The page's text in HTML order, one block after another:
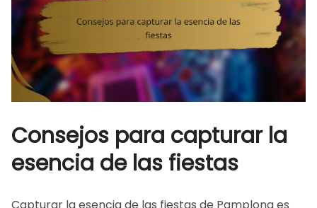
Consejos para capturar la
esencia de las fiestas
Capturar la esencia de las fiestas de Pamplona es